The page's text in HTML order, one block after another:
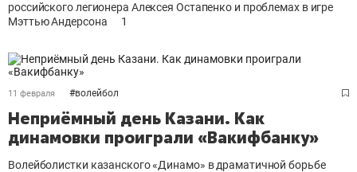
российского легионера Алексея Остапенко и проблемах в игре
Мэттью Андерсона
1
11 февраля #волейбол
Неприёмный день Казани. Как
динамовки проиграли «Вакифбанку»
Волейболистки казанского «Динамо» в драматичной борьбе